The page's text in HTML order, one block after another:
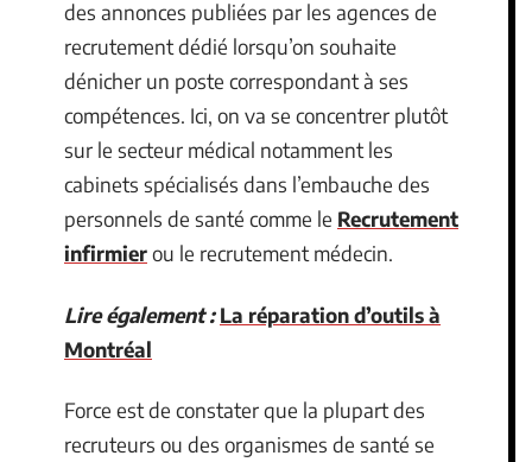
des annonces publiées par les agences de
recrutement dédié lorsqu’on souhaite
dénicher un poste correspondant à ses
compétences. Ici, on va se concentrer plutôt
sur le secteur médical notamment les
cabinets spécialisés dans l’embauche des
personnels de santé comme le Recrutement
infirmierou le recrutement médecin.
Lire également : La réparation d’outils à
Montréal
Force est de constater que la plupart des
recruteurs ou des organismes de santé se